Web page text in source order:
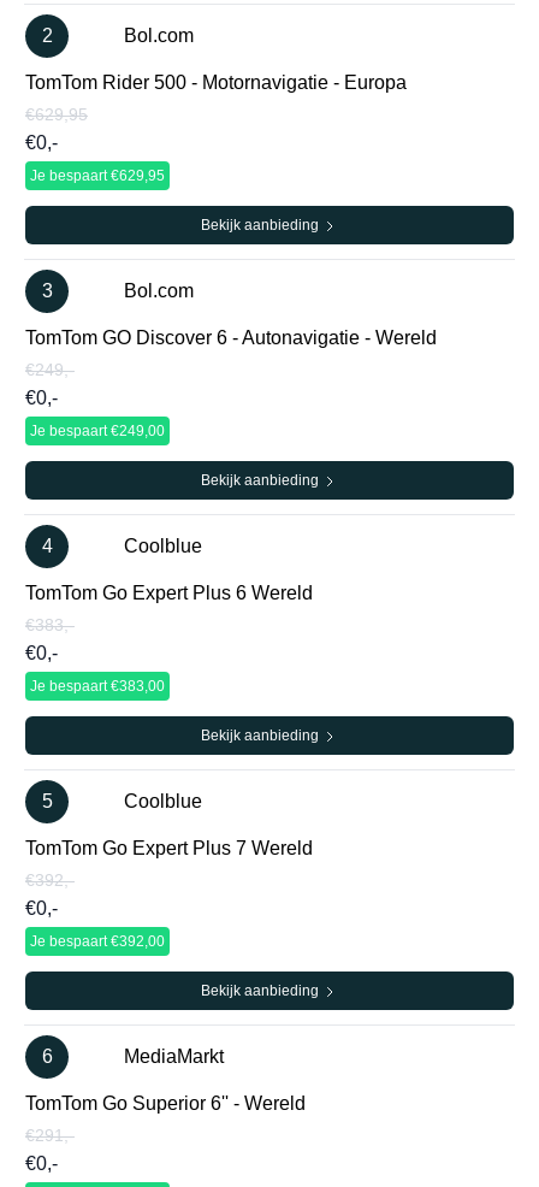
2 Bol.com
TomTom Rider 500 - Motornavigatie - Europa
€629,95
€0,-
Je bespaart €629,95
Bekijk aanbieding
3 Bol.com
TomTom GO Discover 6 - Autonavigatie - Wereld
€249,-
€0,-
Je bespaart €249,00
Bekijk aanbieding
4 Coolblue
TomTom Go Expert Plus 6 Wereld
€383,-
€0,-
Je bespaart €383,00
Bekijk aanbieding
5 Coolblue
TomTom Go Expert Plus 7 Wereld
€392,-
€0,-
Je bespaart €392,00
Bekijk aanbieding
6 MediaMarkt
TomTom Go Superior 6'' - Wereld
€291,-
€0,-